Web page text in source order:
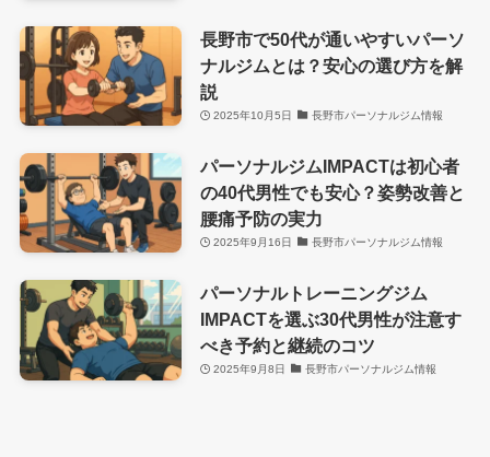
長野市で50代が通いやすいパーソ
ナルジムとは？安心の選び方を解
説
2025年10月5日 長野市パーソナルジム情報
パーソナルジムIMPACTは初心者
の40代男性でも安心？姿勢改善と
腰痛予防の実力
2025年9月16日 長野市パーソナルジム情報
パーソナルトレーニングジム
IMPACTを選ぶ30代男性が注意す
べき予約と継続のコツ
2025年9月8日 長野市パーソナルジム情報